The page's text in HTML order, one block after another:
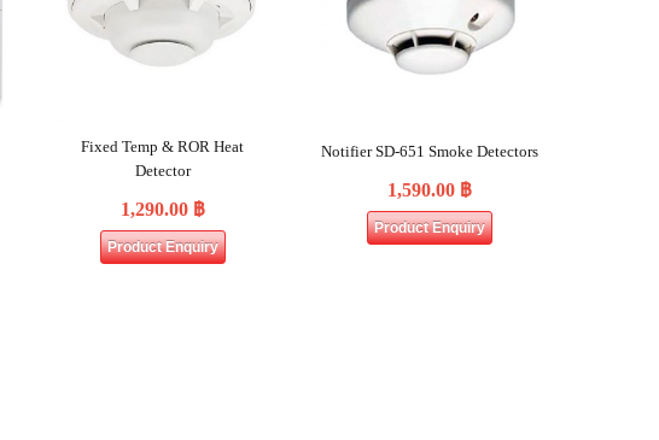
Fixed Temp & ROR Heat
Detector
1,290.00 ฿
Product Enquiry
Notifier SD-651 Smoke Detectors
1,590.00 ฿
Product Enquiry